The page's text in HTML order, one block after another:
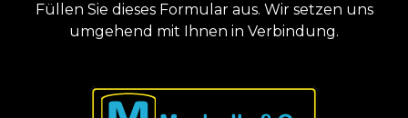
Füllen Sie dieses Formular aus. Wir setzen uns
umgehend mit Ihnen in Verbindung.